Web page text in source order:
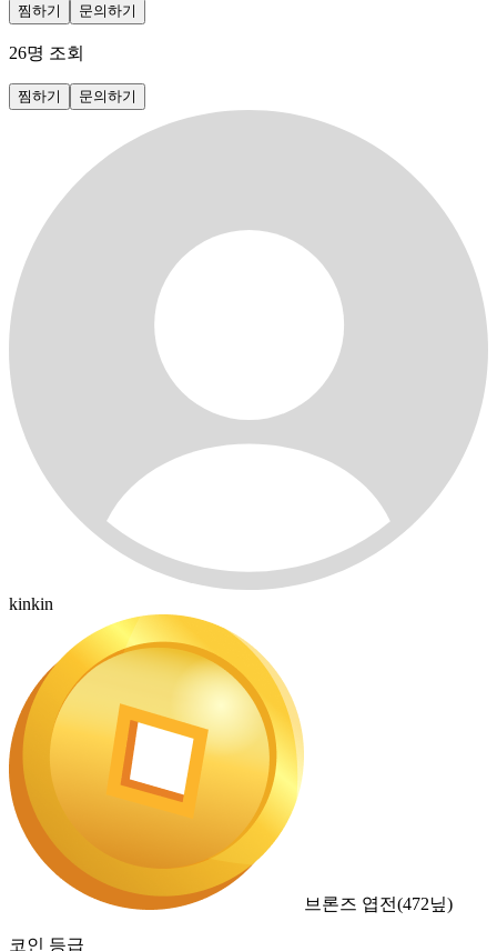
찜하기 문의하기
26명 조회
찜하기 문의하기
kinkin
브론즈 엽전(472닢)
코인 등급